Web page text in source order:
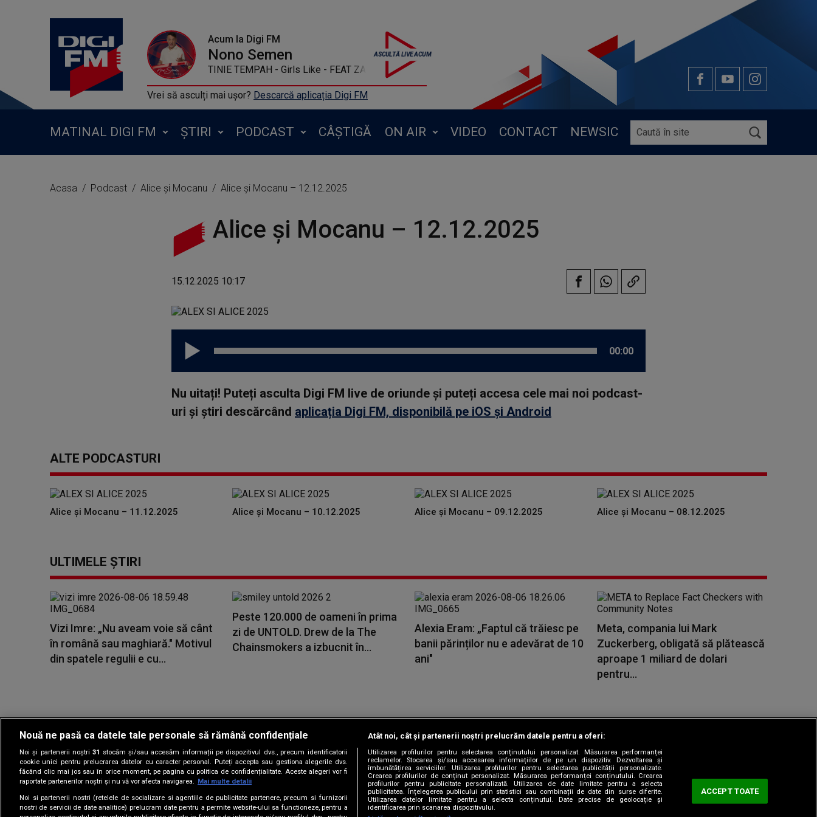
Acum la Digi FM
Nono Semen
TINIE TEMPAH - Girls Like - FEAT ZARA LARSSON
Vrei să asculți mai ușor? Descarcă aplicația Digi FM
MATINAL DIGI FM ȘTIRI PODCAST CÂȘTIGĂ ON AIR VIDEO CONTACT NEWSIC
Acasa Podcast Alice și Mocanu Alice și Mocanu – 12.12.2025
Alice și Mocanu – 12.12.2025
15.12.2025 10:17
00:00
Nu uitați! Puteți asculta Digi FM live de oriunde și puteți accesa cele mai noi podcast-
uri și știri descărcând aplicația Digi FM, disponibilă pe iOS și Android
ALTE PODCASTURI
Alice și Mocanu – 11.12.2025 Alice și Mocanu – 10.12.2025 Alice și Mocanu – 09.12.2025 Alice și Mocanu – 08.12.2025
ULTIMELE ȘTIRI
Vizi Imre: „Nu aveam voie să cânt
în română sau maghiară." Motivul
din spatele regulii e cu...
Peste 120.000 de oameni în prima
zi de UNTOLD. Drew de la The
Chainsmokers a izbucnit în...
Alexia Eram: „Faptul că trăiesc pe
banii părinților nu e adevărat de 10
ani"
Meta, compania lui Mark
Zuckerberg, obligată să plătească
aproape 1 miliard de dolari
pentru...
Copyright © 2026 / DIGI ROMANIA S.A.
Gestionați preferințele|Termeni și condiții |Politica de confidențialitate|Contact/Info| Codul etic|Sitemap
Urmărește-ne și pe
Nouă ne pasă ca datele tale personale să rămână confidențiale
Noi și partenerii noștri31 stocăm și/sau accesăm informații pe dispozitivul dvs., precum identificatorii
cookie unici pentru prelucrarea datelor cu caracter personal. Puteți accepta sau gestiona alegerile dvs.
făcând clic mai jos sau în orice moment, pe pagina cu politica de confidențialitate. Aceste alegeri vor fi
raportate partenerilor noștri și nu vă vor afecta navigarea. Mai multe detalii
Noi si partenerii nostri (retelele de socializare si agentiile de publicitate partenere, precum si furnizorii
nostri de servicii de date analitice) prelucram date pentru a permite website-ului sa functioneze, pentru a
Atât noi, cât și partenerii noștri prelucrăm datele pentru a oferi:
Utilizarea profilurilor pentru selectarea conținutului personalizat. Măsurarea performanței
reclamelor. Stocarea și/sau accesarea informațiilor de pe un dispozitiv. Dezvoltarea și
îmbunătățirea serviciilor. Utilizarea profilurilor pentru selectarea publicității personalizate.
Crearea profilurilor de conținut personalizat. Măsurarea performanței conținutului. Crearea
profilurilor pentru publicitate personalizată. Utilizarea de date limitate pentru a selecta
publicitatea. Înțelegerea publicului prin statistici sau combinații de date din surse diferite.
Utilizarea datelor limitate pentru a selecta conținutul. Date precise de geolocație și
identificarea prin scanarea dispozitivului.
ACCEPT TOATE